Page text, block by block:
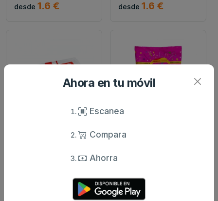
desde 1.6 € desde 1.6 €
Golosinas rellenos fresa
Mix golosinas azúcar
1.6 €
Ahora en tu móvil
Escanea
Compara
Ahorra